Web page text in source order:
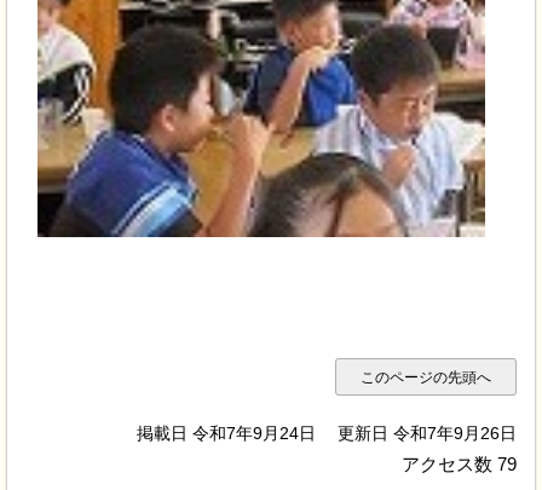
このページの先頭へ
掲載日 令和7年9月24日 更新日 令和7年9月26日
アクセス数 79